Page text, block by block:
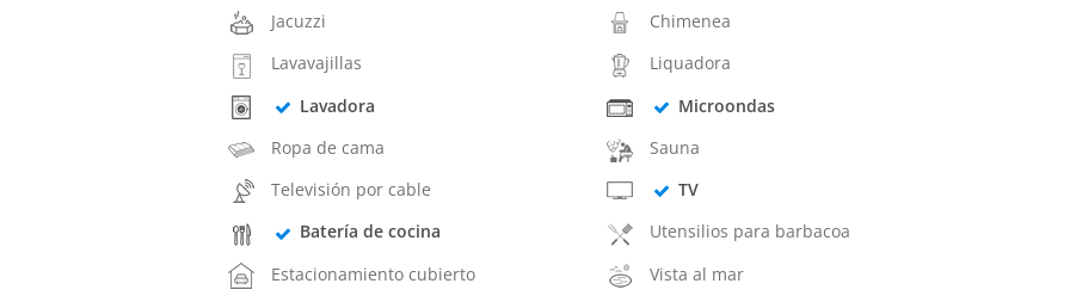
Jacuzzi
Chimenea
Lavavajillas
Liquadora
Lavadora
Microondas
Ropa de cama
Sauna
Televisión por cable
TV
Batería de cocina
Utensilios para barbacoa
Estacionamiento cubierto
Vista al mar